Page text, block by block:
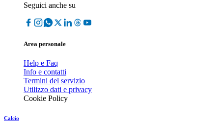
Seguici anche su
Area personale
Help e Faq
Info e contatti
Termini del servizio
Utilizzo dati e privacy
Cookie Policy
Calcio